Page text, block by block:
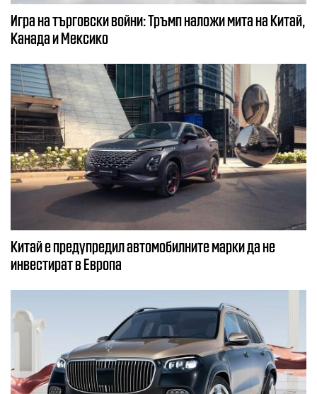
Игра на търговски войни: Тръмп наложи мита на Китай,
Канада и Мексико
Китай е предупредил автомобилните марки да не
инвестират в Европа